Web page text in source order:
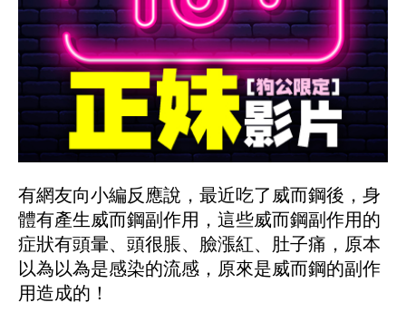
有網友向小編反應說，最近吃了威而鋼後，身
體有產生威而鋼副作用，這些威而鋼副作用的
症狀有頭暈、頭很脹、臉漲紅、肚子痛，原本
以為以為是感染的流感，原來是威而鋼的副作
用造成的！